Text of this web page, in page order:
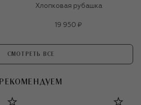
Хлопковая рубашка
19 950 ₽
СМОТРЕТЬ ВСЕ
РЕКОМЕНДУЕМ